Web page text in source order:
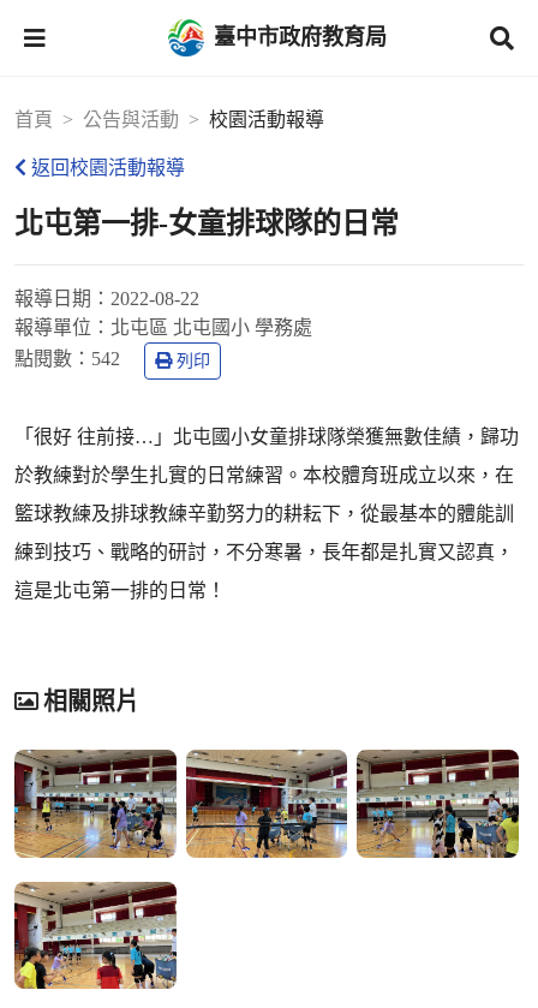
臺中市政府教育局
首頁 公告與活動 校園活動報導
返回校園活動報導
北屯第一排-女童排球隊的日常
報導日期： 2022-08-22
報導單位： 北屯區 北屯國小 學務處
點閱數： 542 列印
「很好 往前接…」北屯國小女童排球隊榮獲無數佳績，歸功
於教練對於學生扎實的日常練習。本校體育班成立以來，在
籃球教練及排球教練辛勤努力的耕耘下，從最基本的體能訓
練到技巧、戰略的研討，不分寒暑，長年都是扎實又認真，
這是北屯第一排的日常！
相關照片